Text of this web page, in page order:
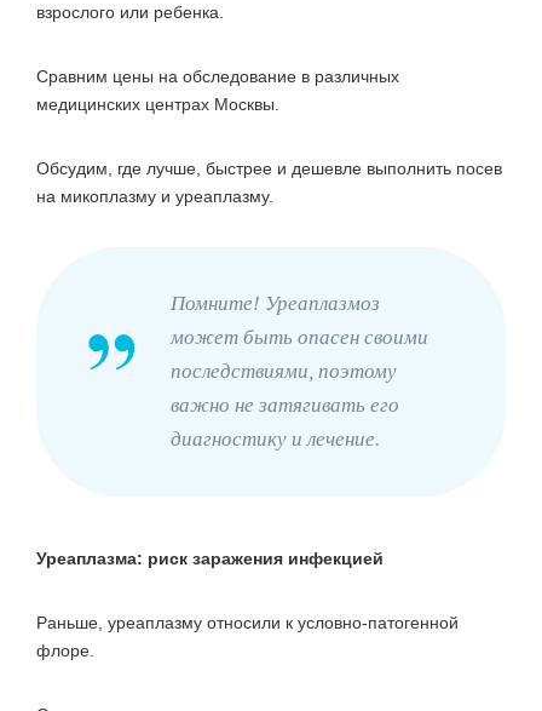
взрослого или ребенка.
Сравним цены на обследование в различных
медицинских центрах Москвы.
Обсудим, где лучше, быстрее и дешевле выполнить посев
на микоплазму и уреаплазму.
Помните! Уреаплазмоз
может быть опасен своими
последствиями, поэтому
важно не затягивать его
диагностику и лечение.
Уреаплазма: риск заражения инфекцией
Раньше, уреаплазму относили к условно-патогенной
флоре.